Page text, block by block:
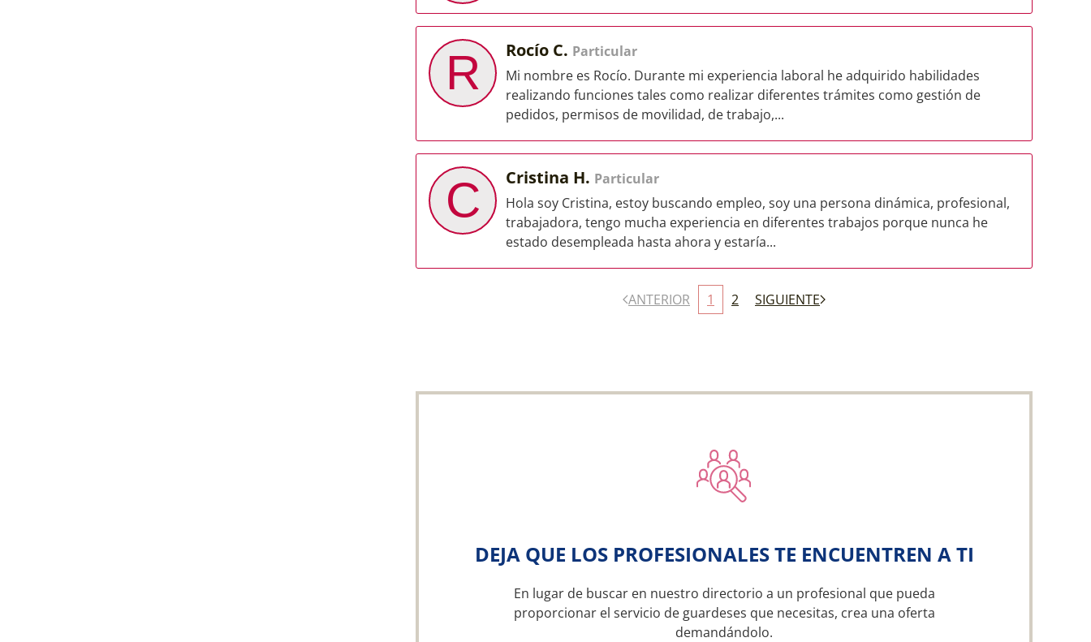
R Rocío C. Particular
Mi nombre es Rocío. Durante mi experiencia laboral he adquirido habilidades
realizando funciones tales como realizar diferentes trámites como gestión de
pedidos, permisos de movilidad, de trabajo,...
C Cristina H. Particular
Hola soy Cristina, estoy buscando empleo, soy una persona dinámica, profesional,
trabajadora, tengo mucha experiencia en diferentes trabajos porque nunca he
estado desempleada hasta ahora y estaría...
ANTERIOR 1 2 SIGUIENTE
DEJA QUE LOS PROFESIONALES TE ENCUENTREN A TI
En lugar de buscar en nuestro directorio a un profesional que pueda
proporcionar el servicio de guardeses que necesitas, crea una oferta
demandándolo.